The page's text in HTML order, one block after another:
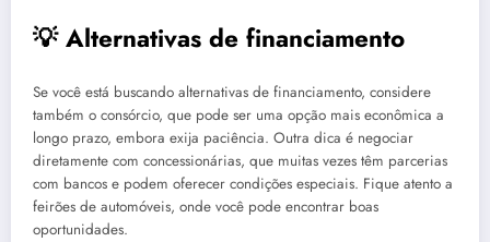
💡 Alternativas de financiamento
Se você está buscando alternativas de financiamento, considere
também o consórcio, que pode ser uma opção mais econômica a
longo prazo, embora exija paciência. Outra dica é negociar
diretamente com concessionárias, que muitas vezes têm parcerias
com bancos e podem oferecer condições especiais. Fique atento a
feirões de automóveis, onde você pode encontrar boas
oportunidades.